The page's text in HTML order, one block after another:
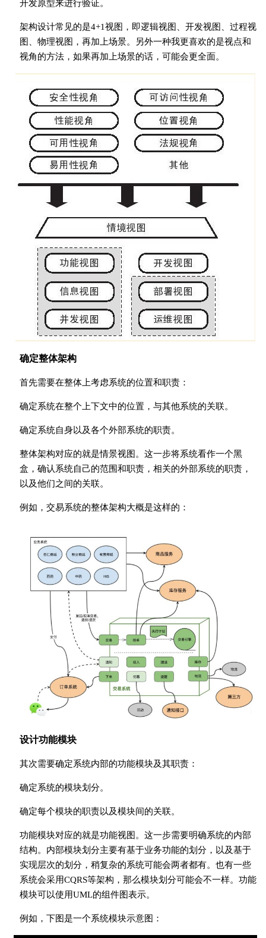
开发原型来进行验证。
架构设计常见的是4+1视图，即逻辑视图、开发视图、过程视
图、物理视图，再加上场景。另外一种我更喜欢的是视点和
视角的方法，如果再加上场景的话，可能会更全面。
确定整体架构
首先需要在整体上考虑系统的位置和职责：
确定系统在整个上下文中的位置，与其他系统的关联。
确定系统自身以及各个外部系统的职责。
整体架构对应的就是情景视图。这一步将系统看作一个黑
盒，确认系统自己的范围和职责，相关的外部系统的职责，
以及他们之间的关联。
例如，交易系统的整体架构大概是这样的：
设计功能模块
其次需要确定系统内部的功能模块及其职责：
确定系统的模块划分。
确定每个模块的职责以及模块间的关联。
功能模块对应的就是功能视图。这一步需要明确系统的内部
结构。内部模块划分主要有基于业务功能的划分，以及基于
实现层次的划分，稍复杂的系统可能会两者都有。也有一些
系统会采用CQRS等架构，那么模块划分可能会不一样。功能
模块可以使用UML的组件图表示。
例如，下图是一个系统模块示意图：